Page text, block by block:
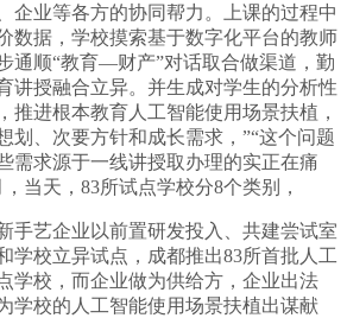
企业等各方的协同帮力。上课的过程中
数据，学校摸索基于数字化平台的教师
通顺“教育—财产”对话取合做渠道，勤
讲授融合立异。并生成对学生的分析性
推进根本教育人工智能使用场景扶植，
划、次要方针和成长需求，”“这个问题
需求源于一线讲授取办理的实正在痛
当天，83所试点学校分8个类别，
艺企业以前置研发投入、共建尝试室
学校立异试点，成都推出83所首批人工
学校，而企业做为供给方，企业出法
学校的人工智能使用场景扶植出谋献